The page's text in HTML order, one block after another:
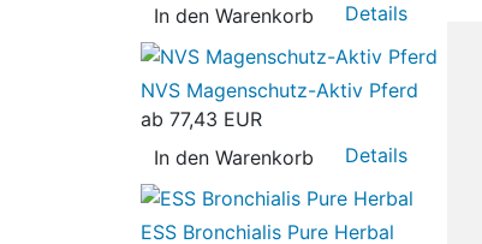
In den Warenkorb
Details
NVS Magenschutz-Aktiv Pferd
ab 77,43 EUR
In den Warenkorb
Details
ESS Bronchialis Pure Herbal